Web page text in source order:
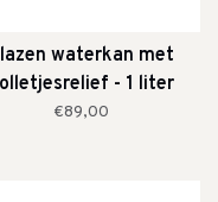
waterkan met
- 1 liter
€89,00